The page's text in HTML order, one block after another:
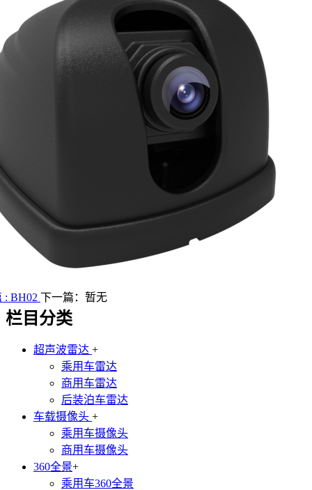
: BH02 下一篇：暂无
栏目分类
超声波雷达 +
乘用车雷达
商用车雷达
后装泊车雷达
车载摄像头 +
乘用车摄像头
商用车摄像头
360全景+
乘用车360全景